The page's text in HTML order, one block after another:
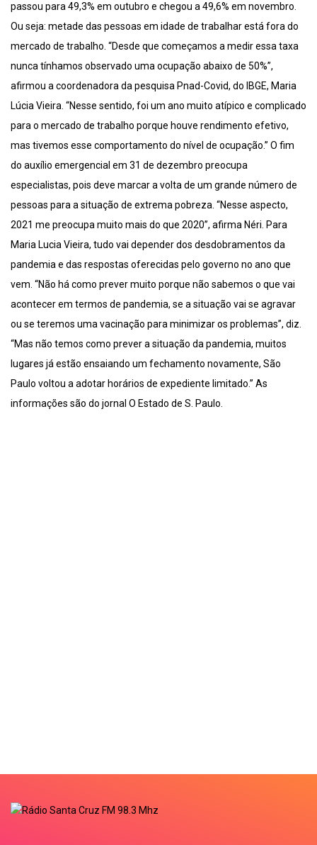
passou para 49,3% em outubro e chegou a 49,6% em novembro.
Ou seja: metade das pessoas em idade de trabalhar está fora do
mercado de trabalho. “Desde que começamos a medir essa taxa
nunca tínhamos observado uma ocupação abaixo de 50%”,
afirmou a coordenadora da pesquisa Pnad-Covid, do IBGE, Maria
Lúcia Vieira. “Nesse sentido, foi um ano muito atípico e complicado
para o mercado de trabalho porque houve rendimento efetivo,
mas tivemos esse comportamento do nível de ocupação.” O fim
do auxílio emergencial em 31 de dezembro preocupa
especialistas, pois deve marcar a volta de um grande número de
pessoas para a situação de extrema pobreza. “Nesse aspecto,
2021 me preocupa muito mais do que 2020”, afirma Néri. Para
Maria Lucia Vieira, tudo vai depender dos desdobramentos da
pandemia e das respostas oferecidas pelo governo no ano que
vem. “Não há como prever muito porque não sabemos o que vai
acontecer em termos de pandemia, se a situação vai se agravar
ou se teremos uma vacinação para minimizar os problemas”, diz.
“Mas não temos como prever a situação da pandemia, muitos
lugares já estão ensaiando um fechamento novamente, São
Paulo voltou a adotar horários de expediente limitado.” As
informações são do jornal O Estado de S. Paulo.